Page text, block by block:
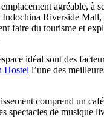
agréable, à
Indochina Riverside
faire du tourisme et
idéal sont des
Hostel l’une des
comprend un
spectacles de musique